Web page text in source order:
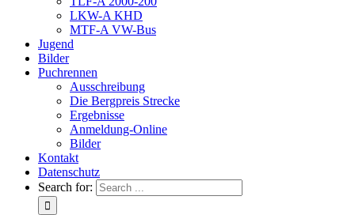
LKW-A KHD
MTF-A VW-Bus
Jugend
Bilder
Puchrennen
Ausschreibung
Die Bergpreis Strecke
Ergebnisse
Anmeldung-Online
Bilder
Kontakt
Datenschutz
Search for: